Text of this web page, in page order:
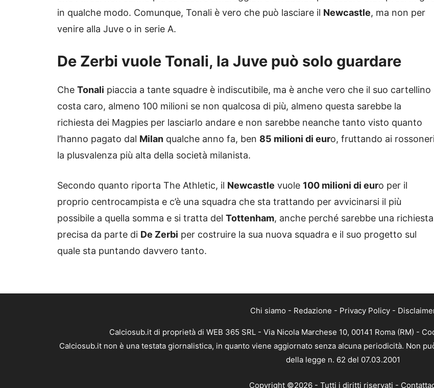
in qualche modo. Comunque, Tonali è vero che può lasciare il Newcastle, ma non per
venire alla Juve o in serie A.
De Zerbi vuole Tonali, la Juve può solo guardare
Che Tonali piaccia a tante squadre è indiscutibile, ma è anche vero che il suo cartellino
costa caro, almeno 100 milioni se non qualcosa di più, almeno questa sarebbe la
richiesta dei Magpies per lasciarlo andare e non sarebbe neanche tanto visto quanto
l’hanno pagato dal Milan qualche anno fa, ben 85 milioni di euro, fruttando ai
la plusvalenza più alta della società milanista.
Secondo quanto riporta The Athletic, il Newcastle vuole 100 milioni di euro per il
proprio centrocampista e c’è una squadra che sta trattando per avvicinarsi il più
possibile a quella somma e si tratta del Tottenham, anche perché sarebbe una richiesta
precisa da parte di De Zerbi per costruire la sua nuova squadra e il suo progetto sul
quale sta puntando davvero tanto.
Chi siamo - Redazione - Privacy Policy -
Calciosub.it di proprietà di WEB 365 SRL - Via Nicola Marchese 10, 00141 Roma (RM) -
Calciosub.it non è una testata giornalistica, in quanto viene aggiornato senza alcuna periodicità. Non
della legge n. 62 del 07.03.2001
Copyright ©2026 - Tutti i diritti riservati -